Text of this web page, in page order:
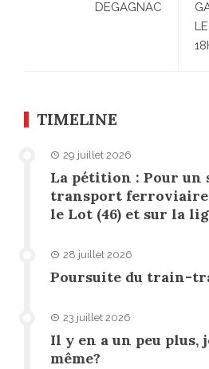
DEGAGNAC
TIMELINE
29 juillet 2026
La pétition : Pour un
transport ferroviaire
le Lot (46) et sur la
28 juillet 2026
Poursuite du train-
23 juillet 2026
Il y en a un peu plus,
même?